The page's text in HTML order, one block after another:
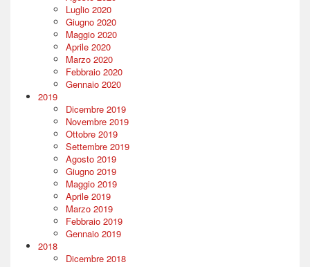
Luglio 2020
Giugno 2020
Maggio 2020
Aprile 2020
Marzo 2020
Febbraio 2020
Gennaio 2020
2019
Dicembre 2019
Novembre 2019
Ottobre 2019
Settembre 2019
Agosto 2019
Giugno 2019
Maggio 2019
Aprile 2019
Marzo 2019
Febbraio 2019
Gennaio 2019
2018
Dicembre 2018